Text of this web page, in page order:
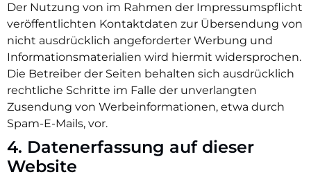
Der Nutzung von im Rahmen der Impressumspflicht
veröffentlichten Kontaktdaten zur Übersendung von
nicht ausdrücklich angeforderter Werbung und
Informationsmaterialien wird hiermit widersprochen.
Die Betreiber der Seiten behalten sich ausdrücklich
rechtliche Schritte im Falle der unverlangten
Zusendung von Werbeinformationen, etwa durch
Spam-E-Mails, vor.
4. Datenerfassung auf dieser
Website